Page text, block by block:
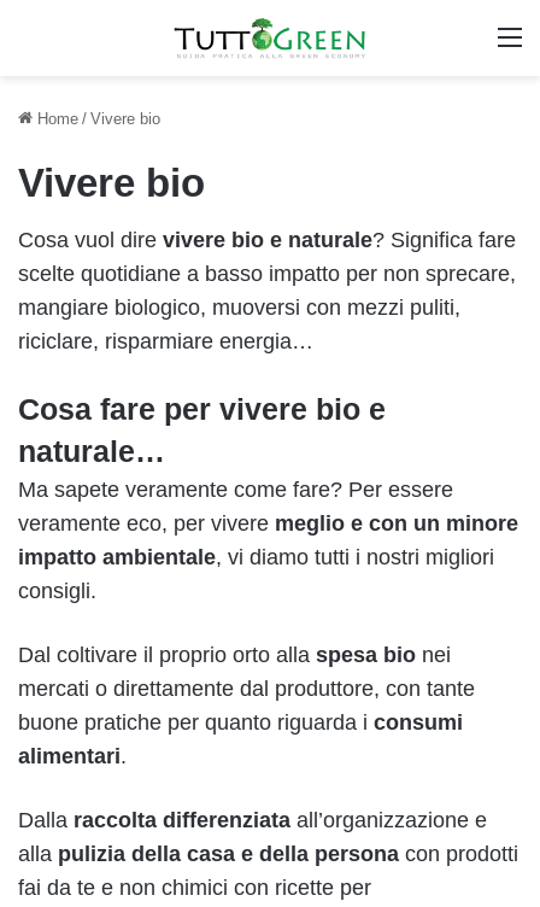
Home / Vivere bio
Vivere bio
Cosa vuol dire vivere bio e naturale? Significa fare
scelte quotidiane a basso impatto per non sprecare,
mangiare biologico, muoversi con mezzi puliti,
riciclare, risparmiare energia…
Cosa fare per vivere bio e
naturale…
Ma sapete veramente come fare? Per essere
veramente eco, per vivere meglio e con un minore
impatto ambientale, vi diamo tutti i nostri migliori
consigli.
Dal coltivare il proprio orto alla spesa bio nei
mercati o direttamente dal produttore, con tante
buone pratiche per quanto riguarda i consumi
alimentari.
Dalla raccolta differenziata all’organizzazione e
alla pulizia della casa e della persona con prodotti
fai da te e non chimici con ricette per